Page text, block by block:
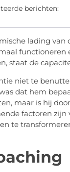
berichten:
lading van
functioneren
staat de
niet te
dat hem
maar is hij
factoren
te